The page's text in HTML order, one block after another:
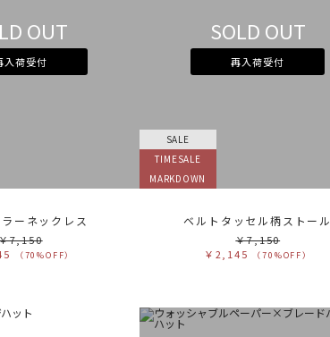
OUT
入荷受付
ーネックレス
7,150
（70%OFF）
SOLD OUT
再入荷受付
SALE
TIMESALE
MARKDOWN
ベルトタッセル柄ストール
￥7,150
￥2,145
（70%OFF）